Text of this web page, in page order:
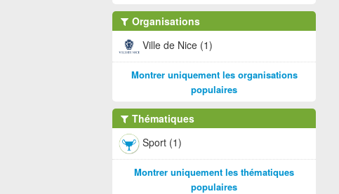
Organisations
Ville de Nice (1)
Montrer uniquement les organisations
populaires
Thématiques
Sport (1)
Montrer uniquement les thématiques
populaires